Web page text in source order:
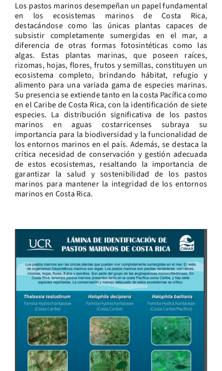
Los pastos marinos desempeñan un papel fundamental
en los ecosistemas marinos de Costa Rica,
destacándose como las únicas plantas capaces de
subsistir completamente sumergidas en el mar, a
diferencia de otras formas fotosintéticas como las
algas. Estas plantas marinas, que poseen raíces,
rizomas, hojas, flores, frutos y semillas, constituyen un
ecosistema completo, brindando hábitat, refugio y
alimento para una variada gama de especies marinas.
Su presencia se extiende tanto en la costa Pacífica como
en el Caribe de Costa Rica, con la identificación de siete
especies. La distribución significativa de los pastos
marinos en aguas costarricenses subraya su
importancia para la biodiversidad y la funcionalidad de
los entornos marinos en el país. Además, se destaca la
crítica necesidad de conservación y gestión adecuada
de estos ecosistemas, resaltando la importancia de
garantizar la salud y sostenibilidad de los pastos
marinos para mantener la integridad de los entornos
marinos en Costa Rica.